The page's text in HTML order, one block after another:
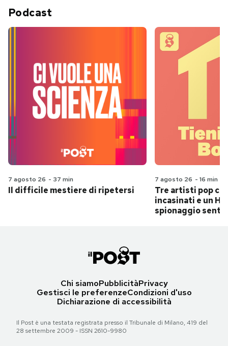
Podcast
7 agosto 26 - 37 min
Il difficile mestiere di ripetersi
7 agosto 26 - 16 min
Tre artisti pop
incasinati e un
spionaggio
Chi siamoPubblicitàPrivacy
Gestisci le preferenzeCondizioni d'uso
Dichiarazione di accessibilità
Il Post è una testata registrata presso il Tribunale di Milano, 419 del
28 settembre 2009 - ISSN 2610-9980